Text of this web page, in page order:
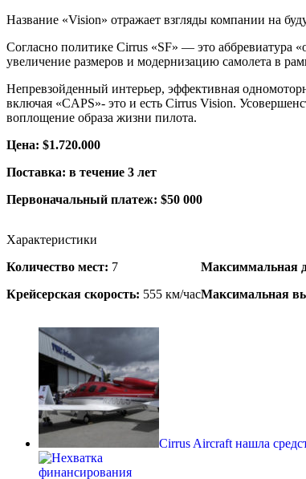
Название «Vision» отражает взгляды компании на
Согласно политике Cirrus «SF» — это аббревиатура
увеличение размеров и модернизацию самолета в
Непревзойденный интерьер, эффективная
включая «CAPS»- это и есть Cirrus Vision.
воплощение образа жизни пилота.
Цена: $1.720.000
Поставка: в течение 3 лет
Первоначальный платеж: $50 000
Характеристики
Количество мест: 7
Крейсерская скорость: 555 км/час
Максиммальная
Максимальная
Cirrus Aircraft нашла